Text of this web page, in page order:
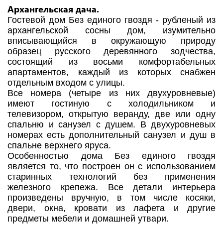
Архангельская дача.
Гостевой дом Без единого гвоздя - рубленый из
архангельской сосны дом, изумительно
вписывающийся в окружающую природу
образец русского деревянного зодчества,
состоящий из восьми комфортабельных
апартаментов, каждый из которых снабжен
отдельным входом с улицы.
Все номера (четыре из них двухуровневые)
имеют гостиную с холодильником и
телевизором, открытую веранду, две или одну
спальню и санузел с душем. В двухуровневых
номерах есть дополнительный санузел и душ в
спальне верхнего яруса.
Особенностью дома Без единого гвоздя
является то, что построен он с использованием
старинных технологий без применения
железного крепежа. Все детали интерьера
произведены вручную, в том числе косяки,
двери, окна, кровати из лафета и другие
предметы мебели и домашней утвари.